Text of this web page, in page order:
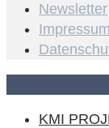
Newsletter
Impressum
KMI